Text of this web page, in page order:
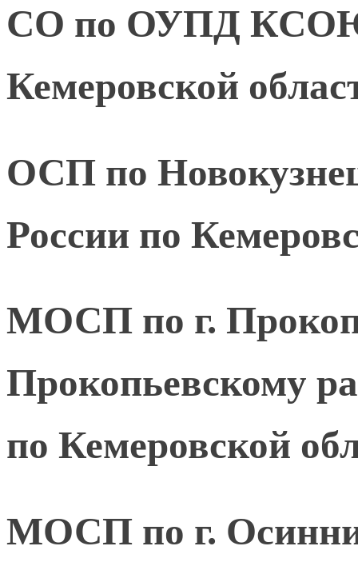
СО по ОУПД
Кемеровской
ОСП по
России по
МОСП по г.
Прокопьевскому
по Кемеровской
МОСП по г.